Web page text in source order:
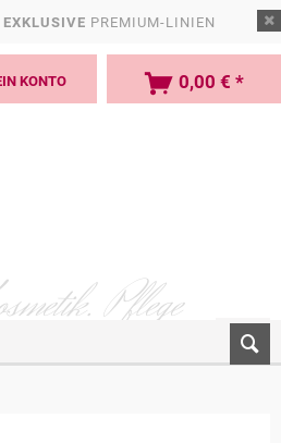
EXKLUSIVE PREMIUM-LINIEN
Pflege
KONTO 0,00 € *